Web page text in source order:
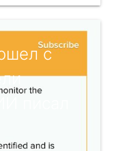
с
писал